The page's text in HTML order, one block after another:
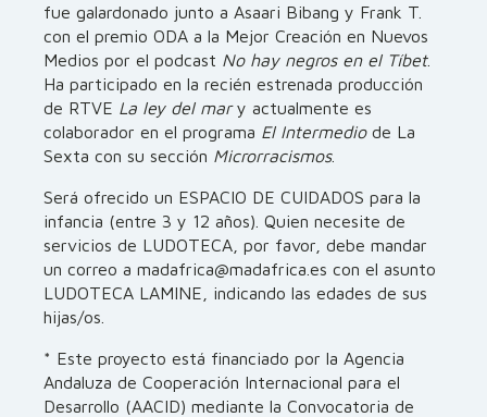
fue galardonado junto a Asaari Bibang y Frank T.
con el premio ODA a la Mejor Creación en Nuevos
Medios por el podcast No hay negros en el Tíbet.
Ha participado en la recién estrenada producción
de RTVE La ley del mary actualmente es
colaborador en el programa El Intermediode La
Sexta con su sección Microrracismos.
Será ofrecido un ESPACIO DE CUIDADOS para la
infancia (entre 3 y 12 años). Quien necesite de
servicios de LUDOTECA, por favor, debe mandar
un correo a madafrica@madafrica.es con el asunto
LUDOTECA LAMINE, indicando las edades de sus
hijas/os.
* Este proyecto está financiado por la Agencia
Andaluza de Cooperación Internacional para el
Desarrollo (AACID) mediante la Convocatoria de